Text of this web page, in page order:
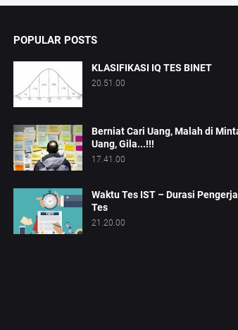
POPULAR POSTS
KLASIFIKASI IQ TES BINET
20.51.00
Berniat Cari Uang, Malah di
Uang, Gila...!!!
17.41.00
Waktu Tes IST – Durasi
Tes
21.20.00